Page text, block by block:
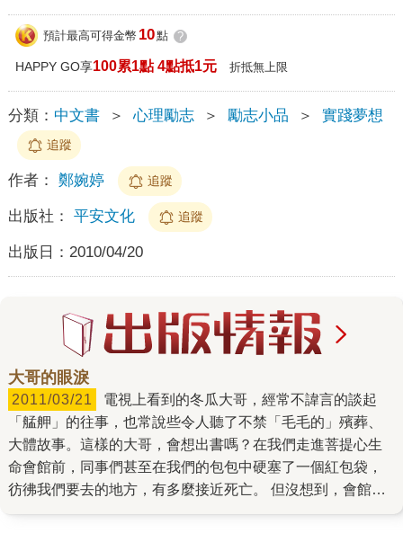
預計最高可得金幣 10點 ?
HAPPY GO享100累1點 4點抵1元 折抵無上限
分類： 中文書 ＞ 心理勵志 ＞ 勵志小品 ＞ 實踐夢想
追蹤
作者： 鄭婉婷 追蹤
出版社： 平安文化 追蹤
出版日： 2010/04/20
大哥的眼淚
2011/03/21
「艋舺」的往事，也常說些令人聽了不禁「毛毛的」殯葬、
大體故事。這樣的大哥，會想出書嗎？在我們走進菩提心生
命會館前，同事們甚至在我們的包包中硬塞了一個紅包袋，
彷彿我們要去的地方，有多麼接近死亡。 但沒想到，會館內